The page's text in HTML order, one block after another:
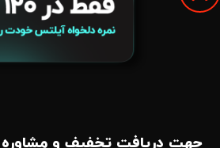
انتخاب پادکستی با محتوای
پادکستی که موضوعات متنوعی
جهت دریافت تخفیف و مشاوره